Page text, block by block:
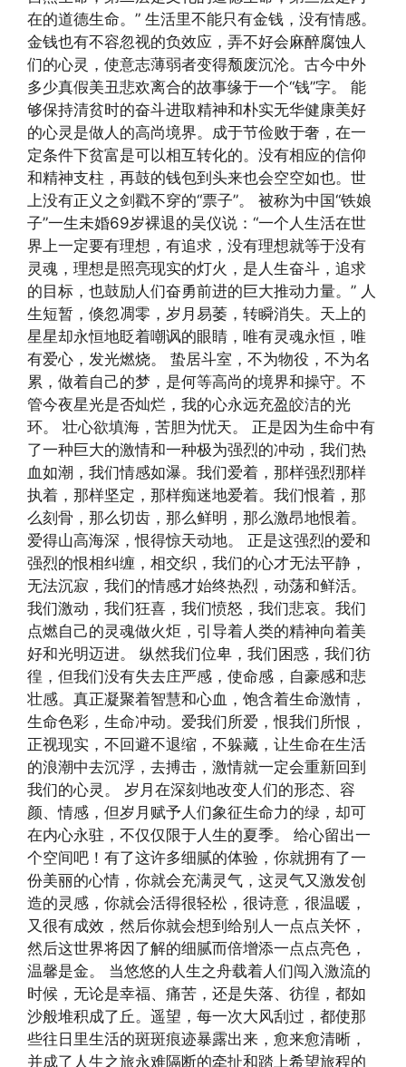
在的道德生命。” 生活里不能只有金钱，没有情感。
金钱也有不容忽视的负效应，弄不好会麻醉腐蚀人
们的心灵，使意志薄弱者变得颓废沉沦。古今中外
多少真假美丑悲欢离合的故事缘于一个“钱”字。 能
够保持清贫时的奋斗进取精神和朴实无华健康美好
的心灵是做人的高尚境界。成于节俭败于奢，在一
定条件下贫富是可以相互转化的。没有相应的信仰
和精神支柱，再鼓的钱包到头来也会空空如也。世
上没有正义之剑戳不穿的“票子”。 被称为中国“铁娘
子”一生未婚69岁裸退的吴仪说：“一个人生活在世
界上一定要有理想，有追求，没有理想就等于没有
灵魂，理想是照亮现实的灯火，是人生奋斗，追求
的目标，也鼓励人们奋勇前进的巨大推动力量。” 人
生短暂，倏忽凋零，岁月易萎，转瞬消失。天上的
星星却永恒地眨着嘲讽的眼睛，唯有灵魂永恒，唯
有爱心，发光燃烧。 蛰居斗室，不为物役，不为名
累，做着自己的梦，是何等高尚的境界和操守。不
管今夜星光是否灿烂，我的心永远充盈皎洁的光
环。 壮心欲填海，苦胆为忧天。 正是因为生命中有
了一种巨大的激情和一种极为强烈的冲动，我们热
血如潮，我们情感如瀑。我们爱着，那样强烈那样
执着，那样坚定，那样痴迷地爱着。我们恨着，那
么刻骨，那么切齿，那么鲜明，那么激昂地恨着。
爱得山高海深，恨得惊天动地。 正是这强烈的爱和
强烈的恨相纠缠，相交织，我们的心才无法平静，
无法沉寂，我们的情感才始终热烈，动荡和鲜活。
我们激动，我们狂喜，我们愤怒，我们悲哀。我们
点燃自己的灵魂做火炬，引导着人类的精神向着美
好和光明迈进。 纵然我们位卑，我们困惑，我们彷
徨，但我们没有失去庄严感，使命感，自豪感和悲
壮感。真正凝聚着智慧和心血，饱含着生命激情，
生命色彩，生命冲动。爱我们所爱，恨我们所恨，
正视现实，不回避不退缩，不躲藏，让生命在生活
的浪潮中去沉浮，去搏击，激情就一定会重新回到
我们的心灵。 岁月在深刻地改变人们的形态、容
颜、情感，但岁月赋予人们象征生命力的绿，却可
在内心永驻，不仅仅限于人生的夏季。 给心留出一
个空间吧！有了这许多细腻的体验，你就拥有了一
份美丽的心情，你就会充满灵气，这灵气又激发创
造的灵感，你就会活得很轻松，很诗意，很温暖，
又很有成效，然后你就会想到给别人一点点关怀，
然后这世界将因了解的细腻而倍增添一点点亮色，
温馨是金。 当悠悠的人生之舟载着人们闯入激流的
时候，无论是幸福、痛苦，还是失落、彷徨，都如
沙般堆积成了丘。遥望，每一次大风刮过，都使那
些往日里生活的斑斑痕迹暴露出来，愈来愈清晰，
并成了人生之旅永难隔断的牵扯和踏上希望旅程的